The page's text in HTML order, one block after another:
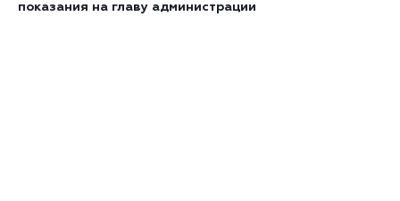
показания на главу администрации